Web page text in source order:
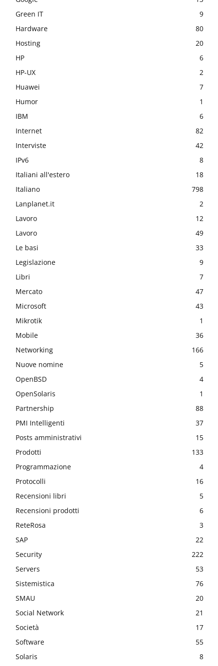
Green IT
9
Hardware
80
Hosting
20
HP
6
HP-UX
2
Huawei
7
Humor
1
IBM
6
Internet
82
Interviste
42
IPv6
8
Italiani all'estero
18
Italiano
798
Lanplanet.it
2
Lavoro
12
Lavoro
49
Le basi
33
Legislazione
9
Libri
7
Mercato
47
Microsoft
43
Mikrotik
1
Mobile
36
Networking
166
Nuove nomine
5
OpenBSD
4
OpenSolaris
1
Partnership
88
PMI Intelligenti
37
Posts amministrativi
15
Prodotti
133
Programmazione
4
Protocolli
16
Recensioni libri
5
Recensioni prodotti
6
ReteRosa
3
SAP
22
Security
222
Servers
53
Sistemistica
76
SMAU
20
Social Network
21
Società
17
Software
55
Solaris
8